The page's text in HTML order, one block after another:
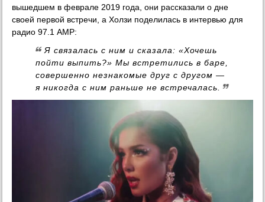
вышедшем в феврале 2019 года, они рассказали о дне
своей первой встречи, а Холзи поделилась в интервью для
радио 97.1 AMP:
Я связалась с ним и сказала: «Хочешь
пойти выпить?» Мы встретились в баре,
совершенно незнакомые друг с другом —
я никогда с ним раньше не встречалась.